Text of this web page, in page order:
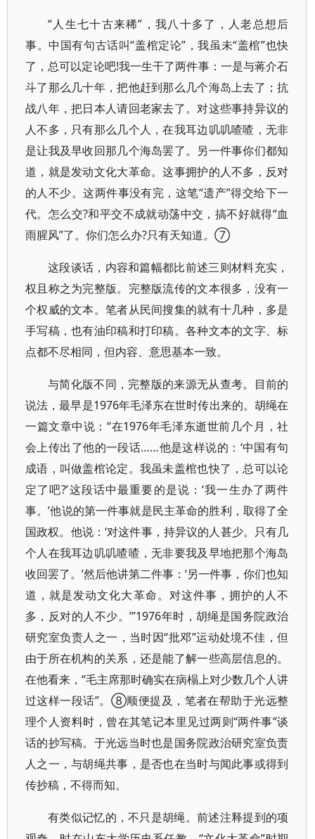
“人生七十古来稀”，我八十多了，人老总想后
事。中国有句古话叫“盖棺定论”，我虽未“盖棺”也快
了，总可以定论吧!我一生干了两件事：一是与蒋介石
斗了那么几十年，把他赶到那么几个海岛上去了；抗
战八年，把日本人请回老家去了。对这些事持异议的
人不多，只有那么几个人，在我耳边叽叽喳喳，无非
是让我及早收回那几个海岛罢了。另一件事你们都知
道，就是发动文化大革命。这事拥护的人不多，反对
的人不少。这两件事没有完，这笔“遗产”得交给下一
代。怎么交?和平交不成就动荡中交，搞不好就得“血
雨腥风”了。你们怎么办?只有天知道。⑦
这段谈话，内容和篇幅都比前述三则材料充实，
权且称之为完整版。完整版流传的文本很多，没有一
个权威的文本。笔者从民间搜集的就有十几种，多是
手写稿，也有油印稿和打印稿。各种文本的文字、标
点都不尽相同，但内容、意思基本一致。
与简化版不同，完整版的来源无从查考。目前的
说法，最早是1976年毛泽东在世时传出来的。胡绳在
一篇文章中说：“在1976年毛泽东逝世前几个月，社
会上传出了他的一段话……他是这样说的：‘中国有句
成语，叫做盖棺论定。我虽未盖棺也快了，总可以论
定了吧?’这段话中最重要的是说：‘我一生办了两件
事。’他说的第一件事就是民主革命的胜利，取得了全
国政权。他说：‘对这件事，持异议的人甚少。只有几
个人在我耳边叽叽喳喳，无非要我及早地把那个海岛
收回罢了。’然后他讲第二件事：‘另一件事，你们也知
道，就是发动文化大革命。对这件事，拥护的人不
多，反对的人不少。’”1976年时，胡绳是国务院政治
研究室负责人之一，当时因“批邓”运动处境不佳，但
由于所在机构的关系，还是能了解一些高层信息的。
在他看来，“毛主席那时确实在病榻上对少数几个人讲
过这样一段话”。⑧顺便提及，笔者在帮助于光远整
理个人资料时，曾在其笔记本里见过两则“两件事”谈
话的抄写稿。于光远当时也是国务院政治研究室负责
人之一，与胡绳共事，是否也在当时与闻此事或得到
传抄稿，不得而知。
有类似记忆的，不只是胡绳。前述注释提到的项